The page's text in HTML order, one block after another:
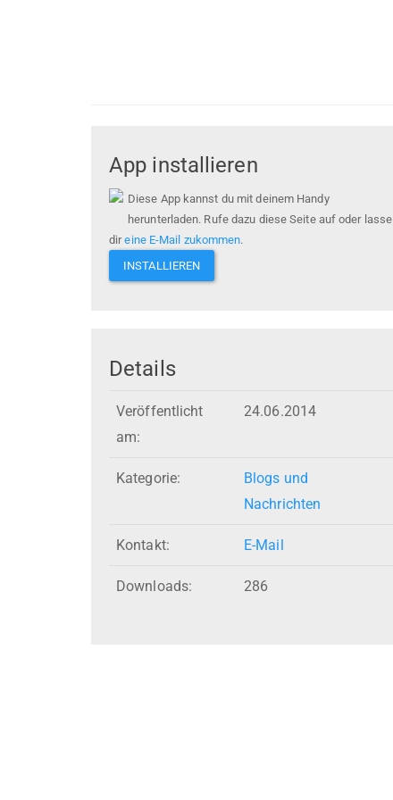
App installieren
Diese App kannst du mit deinem Handy
herunterladen. Rufe dazu diese Seite auf oder lasse
direine E-Mail zukommen.
INSTALLIEREN
Details
Veröffentlicht
am:
24.06.2014
Kategorie:
Blogs und
Nachrichten
Kontakt: E-Mail
Downloads: 286